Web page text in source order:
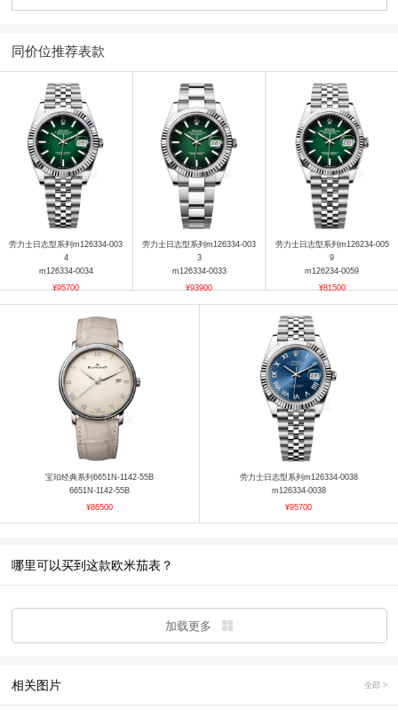
同价位推荐表款
劳力士日志型系列m126334-003
4
m126334-0034
¥95700
劳力士日志型系列m126334-003
3
m126334-0033
¥93900
劳力士日志型系列m126234-005
9
m126234-0059
¥81500
宝珀经典系列6651N-1142-55B
6651N-1142-55B
¥86500
劳力士日志型系列m126334-0038
m126334-0038
¥95700
哪里可以买到这款欧米茄表？
加载更多
相关图片 全部 >